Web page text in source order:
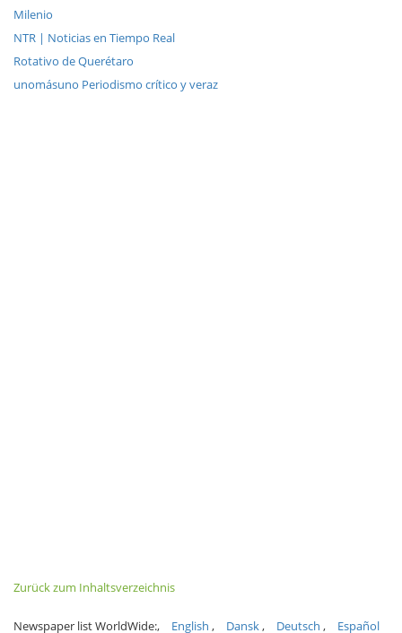
Milenio
NTR | Noticias en Tiempo Real
Rotativo de Querétaro
unomásuno Periodismo crítico y veraz
Zurück zum Inhaltsverzeichnis
Newspaper list WorldWide: English Dansk Deutsch Español